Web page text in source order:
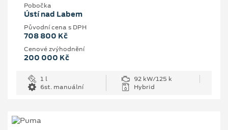
Pobočka
Ústí nad Labem
Původní cena s DPH
708 800 Kč
Cenové zvýhodnění
200 000 Kč
1 l
92 kW/125 k
6st. manuální
Hybrid